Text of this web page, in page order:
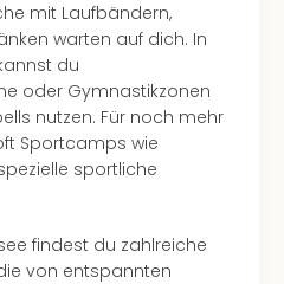
mit Laufbändern,
warten auf dich. In
du
oder Gymnastikzonen
nutzen. Für noch mehr
Sportcamps wie
sportliche
findest du zahlreiche
von entspannten